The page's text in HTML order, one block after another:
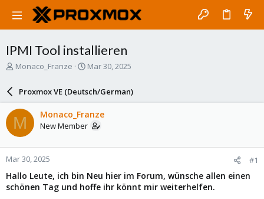
IPMI Tool installieren
T
a
d
s
t
a
r
t
e
r
Monaco_Franze
S
r
d
e
Mar 30, 2025
Proxmox VE (Deutsch/German)
M Monaco_Franze
New Member
Mar 30, 2025 #1
Hallo Leute, ich bin Neu hier im Forum, wünsche allen einen
schönen Tag und hoffe ihr könnt mir weiterhelfen.